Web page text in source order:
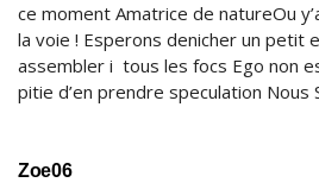
ce moment Amatrice de natureOu
la voie ! Esperons denicher un petit
assembler i tous les focs Ego non
pitie d’en prendre speculation
Zoe06